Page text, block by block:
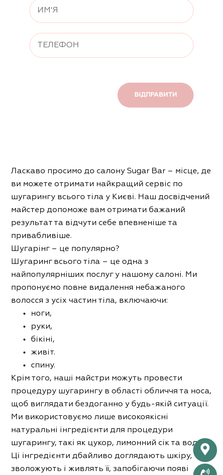
Ласкаво просимо до салону Sugar Bar – місце, де
ви можете отримати найкращий сервіс по
шугарингу всього тіла у Києві. Наш досвідчений
майстер допоможе вам отримати бажаний
результат та відчути себе впевненіше та
привабливіше.
Шугарінг – це популярно?
Шугаринг всього тіла – це одна з
найпопулярніших послуг у нашому салоні. Ми
пропонуємо повне видалення небажаного
волосся з усіх частин тіла, включаючи:
ноги,
руки,
бікіні,
живіт.
спину.
Крім того, наші майстри можуть провести
процедуру шугарингу в області обличчя та носа,
щоб виглядати бездоганно у будь-якій ситуації.
Ми використовуємо лише високоякісні
натуральні інгредієнти для процедури
шугарингу, такі як цукор, лимонний сік та вода.
Ці інгредієнти дбайливо доглядають шкіру,
зволожують і живлять її, запобігаючи появі